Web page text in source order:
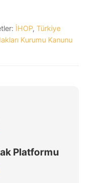
İHOP, Türkiye
Kurumu Kanunu
Platformu